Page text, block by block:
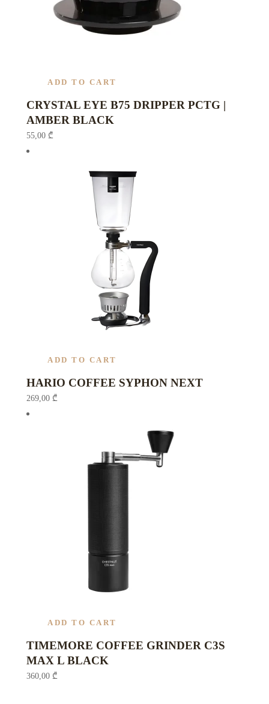
ADD TO CART
CRYSTAL EYE B75 DRIPPER PCTG |
AMBER BLACK
55,00 ₾
ADD TO CART
HARIO COFFEE SYPHON NEXT
269,00 ₾
ADD TO CART
TIMEMORE COFFEE GRINDER C3S
MAX L BLACK
360,00 ₾